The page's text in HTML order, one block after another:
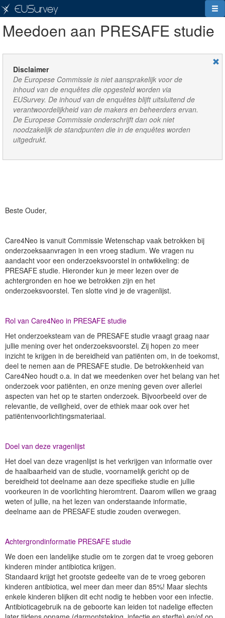
EUSurvey
Meedoen aan PRESAFE studie
Disclaimer
De Europese Commissie is niet aansprakelijk voor de
inhoud van de enquêtes die opgesteld worden via
EUSurvey. De inhoud van de enquêtes blijft uitsluitend de
verantwoordelijkheid van de makers en beheerders ervan.
De Europese Commissie onderschrijft dan ook niet
noodzakelijk de standpunten die in de enquêtes worden
uitgedrukt.
Beste Ouder,
Care4Neo is vanuit Commissie Wetenschap vaak betrokken bij
onderzoeksaanvragen in een vroeg stadium. We vragen nu
aandacht voor een onderzoeksvoorstel in ontwikkeling: de
PRESAFE studie. Hieronder kun je meer lezen over de
achtergronden en hoe we betrokken zijn en het
onderzoeksvoorstel. Ten slotte vind je de vragenlijst.
Rol van Care4Neo in PRESAFE studie
Het onderzoeksteam van de PRESAFE studie vraagt graag naar
jullie mening over het onderzoeksvoorstel. Zij hopen zo meer
inzicht te krijgen in de bereidheid van patiënten om, in de toekomst,
deel te nemen aan de PRESAFE studie. De betrokkenheid van
Care4Neo houdt o.a. in dat we meedenken over het belang van het
onderzoek voor patiënten, en onze mening geven over allerlei
aspecten van het op te starten onderzoek. Bijvoorbeeld over de
relevantie, de veiligheid, over de ethiek maar ook over het
patiëntenvoorlichtingsmateriaal.
Doel van deze vragenlijst
Het doel van deze vragenlijst is het verkrijgen van informatie over
de haalbaarheid van de studie, voornamelijk gericht op de
bereidheid tot deelname aan deze specifieke studie en jullie
voorkeuren in de voorlichting hieromtrent. Daarom willen we graag
weten of jullie, na het lezen van onderstaande informatie,
deelname aan de PRESAFE studie zouden overwegen.
Achtergrondinformatie PRESAFE studie
We doen een landelijke studie om te zorgen dat te vroeg geboren
kinderen minder antibiotica krijgen.
Standaard krijgt het grootste gedeelte van de te vroeg geboren
kinderen antibiotica, wel meer dan meer dan 85%! Maar slechts
enkele kinderen blijken dit echt nodig te hebben voor een infectie.
Antibioticagebruik na de geboorte kan leiden tot nadelige effecten